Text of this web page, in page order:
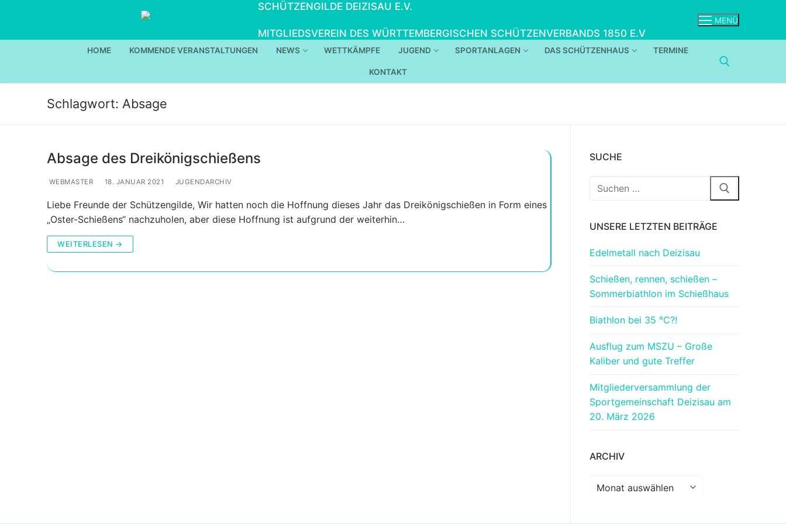
SCHÜTZENGILDE DEIZISAU E.V.
MITGLIEDSVEREIN DES WÜRTTEMBERGISCHEN SCHÜTZENVERBANDS 1850 E.V
MENÜ
HOME KOMMENDE VERANSTALTUNGEN NEWS WETTKÄMPFE JUGEND SPORTANLAGEN DAS SCHÜTZENHAUS TERMINE
KONTAKT
Schlagwort: Absage
Absage des Dreikönigschießens
WEBMASTER 18. JANUAR 2021 JUGENDARCHIV
Liebe Freunde der Schützengilde, Wir hatten noch die Hoffnung dieses Jahr das Dreikönigschießen in Form eines
„Oster-Schießens“ nachzuholen, aber diese Hoffnung ist aufgrund der weiterhin…
WEITERLESEN →
SUCHE
Suchen
UNSERE LETZTEN BEITRÄGE
Edelmetall nach Deizisau
Schießen, rennen, schießen –
Sommerbiathlon im Schießhaus
Biathlon bei 35 °C?!
Ausflug zum MSZU – Große
Kaliber und gute Treffer
Mitgliederversammlung der
Sportgemeinschaft Deizisau am
20. März 2026
ARCHIV
Archiv